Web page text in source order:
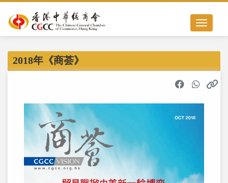
Toggle
2018年《商荟》